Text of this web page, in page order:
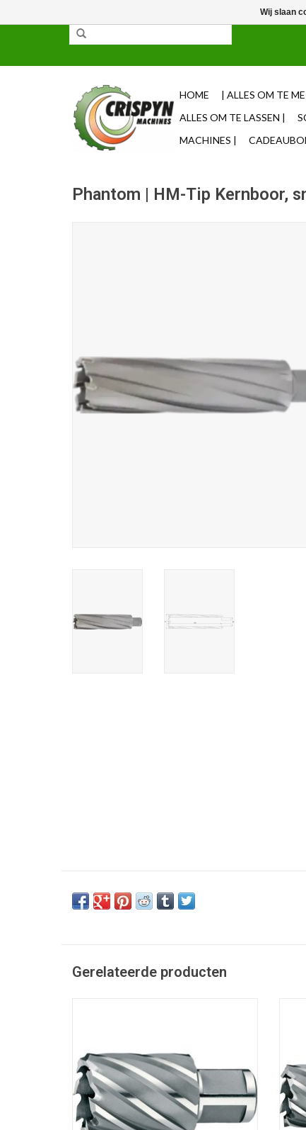
HOME | ALLES OM TE
ALLES OM TE LASSEN |
MACHINES |
Phantom | HM-Tip Kernboor,
Gerelateerde producten
TOEVOEGEN AAN WINKELWAGEN
Wij slaan
✓ 85% uit voorraad leverbaar ✓ Op